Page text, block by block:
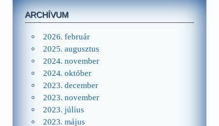
ARCHÍVUM
2026. február
2025. augusztus
2024. november
2024. október
2023. december
2023. november
2023. július
2023. május